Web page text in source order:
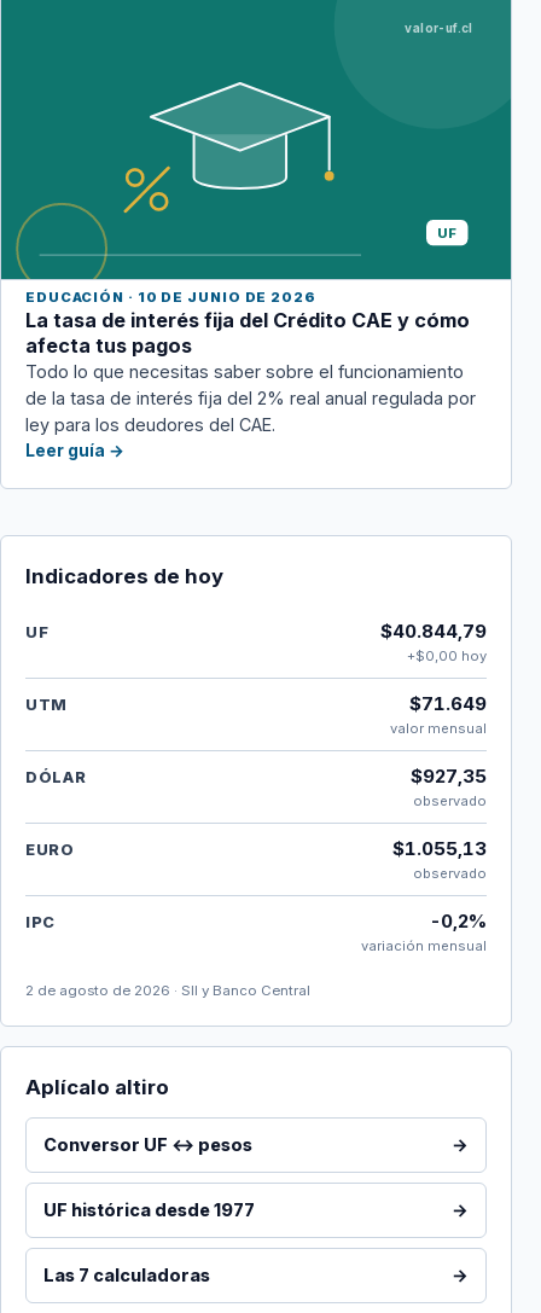
UF
valor-uf.cl
EDUCACIÓN · 10 DE JUNIO DE 2026
La tasa de interés fija del Crédito CAE y cómo
afecta tus pagos
Todo lo que necesitas saber sobre el funcionamiento
de la tasa de interés fija del 2% real anual regulada por
ley para los deudores del CAE.
Leer guía →
Indicadores de hoy
UF $40.844,79
+$0,00 hoy
UTM $71.649
valor mensual
DÓLAR $927,35
observado
EURO $1.055,13
observado
IPC -0,2%
variación mensual
2 de agosto de 2026 · SII y Banco Central
Aplícalo altiro
Conversor UF ↔ pesos →
UF histórica desde 1977 →
Las 7 calculadoras →